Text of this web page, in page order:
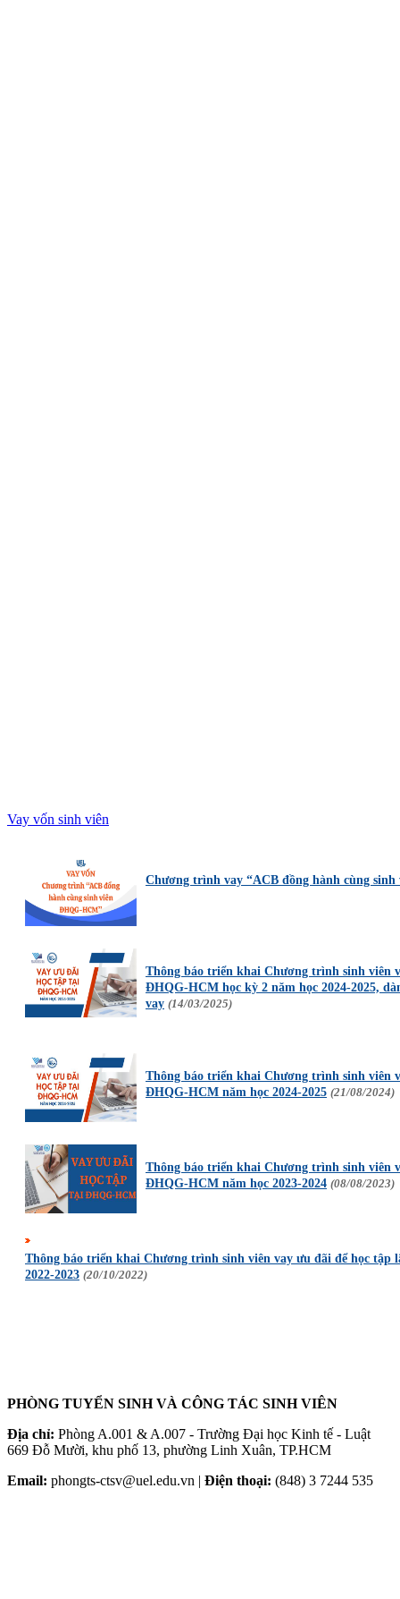
Vay vốn sinh viên
Chương trình vay “ACB đồng hành cùng
Thông báo triển khai Chương trình sinh viên
ĐHQG-HCM học kỳ 2 năm học 2024-2025,
vay (14/03/2025)
Thông báo triển khai Chương trình sinh viên
ĐHQG-HCM năm học 2024-2025 (21/08/2024)
Thông báo triển khai Chương trình sinh viên
ĐHQG-HCM năm học 2023-2024 (08/08/2023)
Thông báo triển khai Chương trình sinh viên vay ưu đãi để học
2022-2023 (20/10/2022)
PHÒNG TUYỂN SINH VÀ CÔNG TÁC SINH VIÊN
Địa chỉ: Phòng A.001 & A.007 - Trường Đại học Kinh tế - Luật
669 Đỗ Mười, khu phố 13, phường Linh Xuân, TP.HCM
Email: phongts-ctsv@uel.edu.vn | Điện thoại: (848) 3 7244 535